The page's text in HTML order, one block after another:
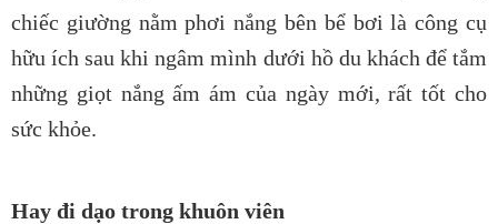
chiếc giường nằm phơi nắng bên bể bơi là công cụ
hữu ích sau khi ngâm mình dưới hồ du khách để tắm
những giọt nắng ấm ám của ngày mới, rất tốt cho
sức khỏe.
Hay đi dạo trong khuôn viên